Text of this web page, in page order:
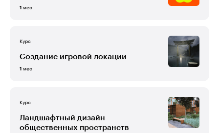
1 мес
Курс
Создание игровой локации
1 мес
Курс
Ландшафтный дизайн
общественных пространств